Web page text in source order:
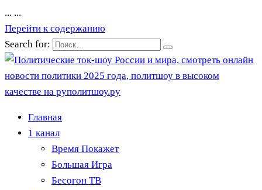
... ...
Перейти к содержанию
Search for:
Главная
1 канал
Время Покажет
Большая Игра
Бесогон ТВ